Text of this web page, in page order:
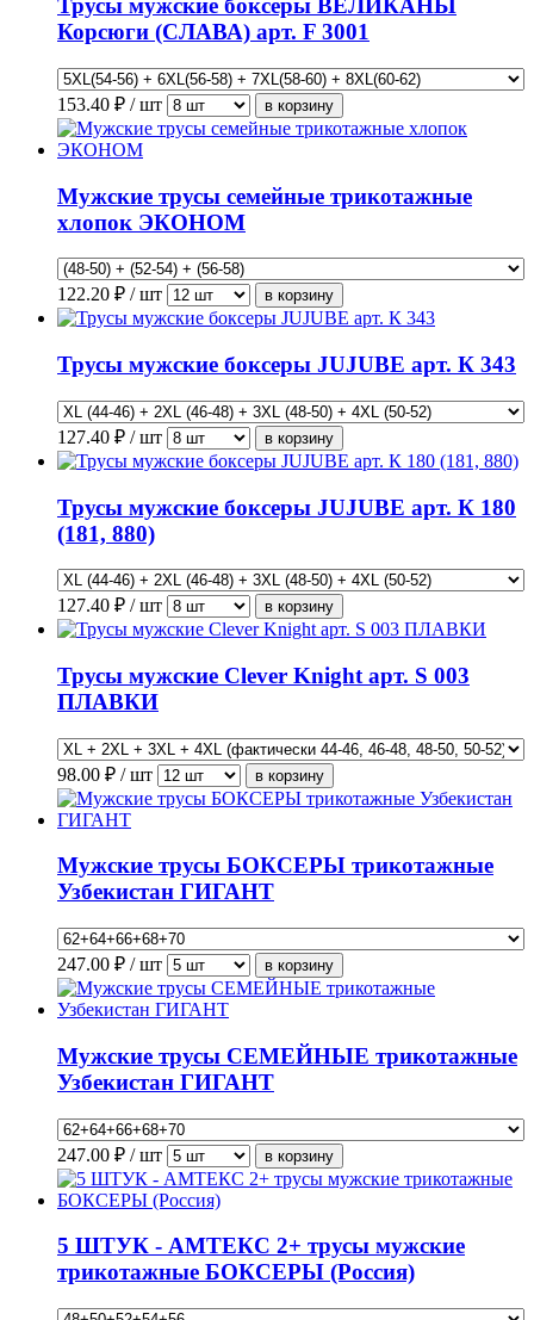
Трусы мужские боксеры ВЕЛИКАНЫ
Корсюги (СЛАВА) арт. F 3001
153.40 ₽ / шт
Мужские трусы семейные трикотажные
хлопок ЭКОНОМ
122.20 ₽ / шт
Трусы мужские боксеры JUJUBE арт. К 343
127.40 ₽ / шт
Трусы мужские боксеры JUJUBE арт. К 180
(181, 880)
127.40 ₽ / шт
Трусы мужские Clever Knight арт. S 003
ПЛАВКИ
98.00 ₽ / шт
Мужские трусы БОКСЕРЫ трикотажные
Узбекистан ГИГАНТ
247.00 ₽ / шт
Мужские трусы СЕМЕЙНЫЕ трикотажные
Узбекистан ГИГАНТ
247.00 ₽ / шт
5 ШТУК - АМТЕКС 2+ трусы мужские
трикотажные БОКСЕРЫ (Россия)